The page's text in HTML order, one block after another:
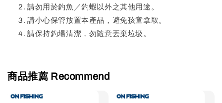
請勿用於釣魚／釣蝦以外之其他用途。
請小心保管放置本產品，避免孩童拿取。
請保持釣場清潔，勿隨意丟棄垃圾。
商品推薦 Recommend